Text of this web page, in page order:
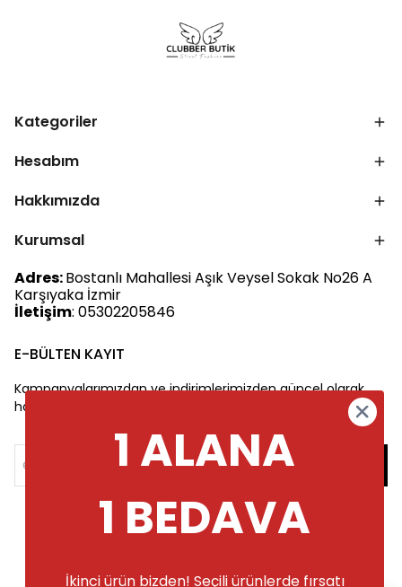
Kategoriler
Hesabım
Hakkımızda
Kurumsal
Adres:Bostanlı Mahallesi Aşık Veysel Sokak No26 A
Karşıyaka İzmir
İletişim: 05302205846
E-BÜLTEN KAYIT
Kampanyalarımızdan ve indirimlerimizden güncel olarak
haberdar olun.
1 ALANA
1 BEDAVA
İkinci ürün bizden! Seçili ürünlerde fırsatı